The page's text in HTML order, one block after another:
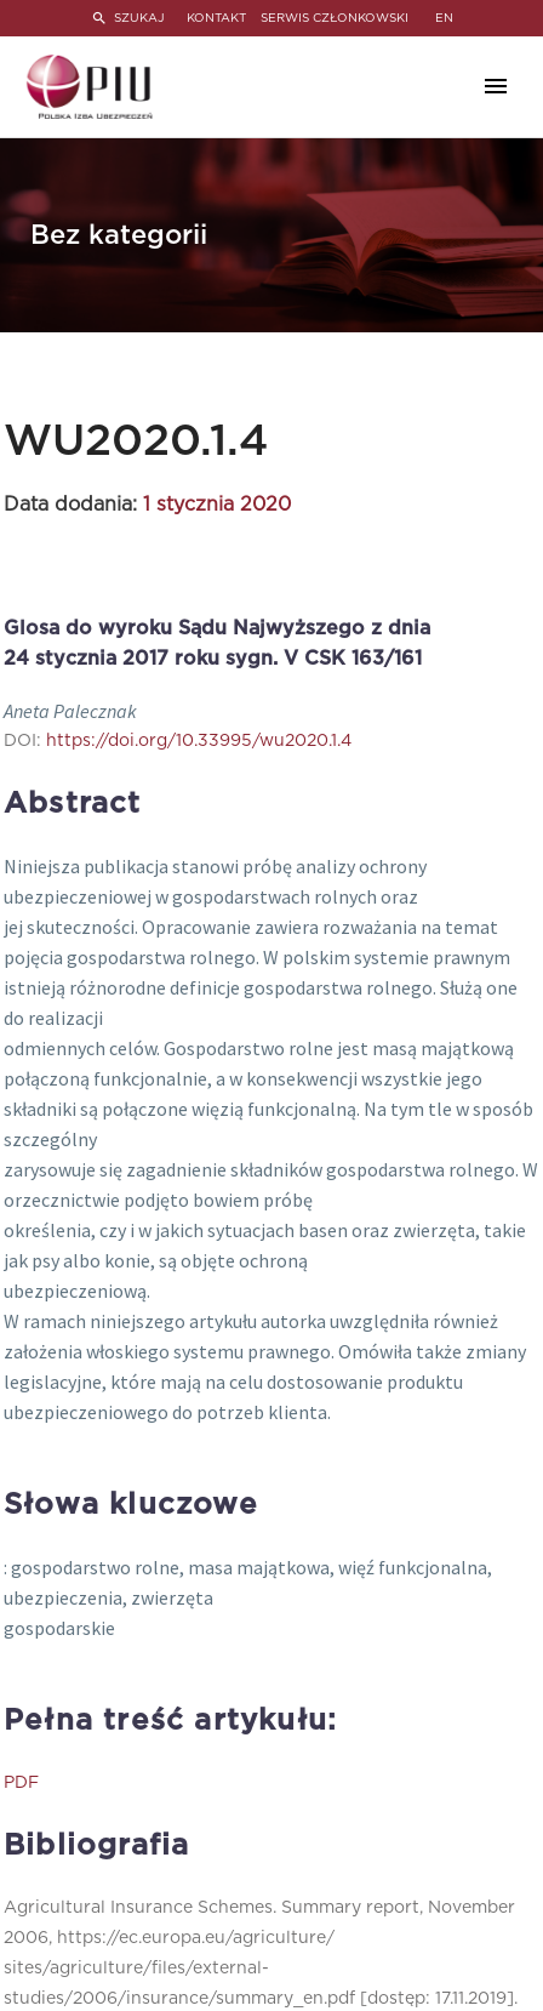
SZUKAJ KONTAKT SERWIS CZŁONKOWSKI EN
Bez kategorii
WU2020.1.4
Data dodania: 1 stycznia 2020
Glosa do wyroku Sądu Najwyższego z dnia
24 stycznia 2017 roku sygn. V CSK 163/161
Aneta Palecznak
DOI: https://doi.org/10.33995/wu2020.1.4
Abstract
Niniejsza publikacja stanowi próbę analizy ochrony
ubezpieczeniowej w gospodarstwach rolnych oraz
jej skuteczności. Opracowanie zawiera rozważania na temat
pojęcia gospodarstwa rolnego. W polskim systemie prawnym
istnieją różnorodne definicje gospodarstwa rolnego. Służą one
do realizacji
odmiennych celów. Gospodarstwo rolne jest masą majątkową
połączoną funkcjonalnie, a w konsekwencji wszystkie jego
składniki są połączone więzią funkcjonalną. Na tym tle w sposób
szczególny
zarysowuje się zagadnienie składników gospodarstwa rolnego. W
orzecznictwie podjęto bowiem próbę
określenia, czy i w jakich sytuacjach basen oraz zwierzęta, takie
jak psy albo konie, są objęte ochroną
ubezpieczeniową.
W ramach niniejszego artykułu autorka uwzględniła również
założenia włoskiego systemu prawnego. Omówiła także zmiany
legislacyjne, które mają na celu dostosowanie produktu
ubezpieczeniowego do potrzeb klienta.
Słowa kluczowe
: gospodarstwo rolne, masa majątkowa, więź funkcjonalna,
ubezpieczenia, zwierzęta
gospodarskie
Pełna treść artykułu:
PDF
Bibliografia
Agricultural Insurance Schemes. Summary report, November
2006, https://ec.europa.eu/agriculture/
sites/agriculture/files/external-
studies/2006/insurance/summary_en.pdf [dostęp: 17.11.2019].